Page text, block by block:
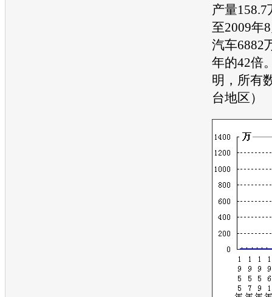
产量
至2009年
汽车6882
年的42倍
明，所有
台地区）